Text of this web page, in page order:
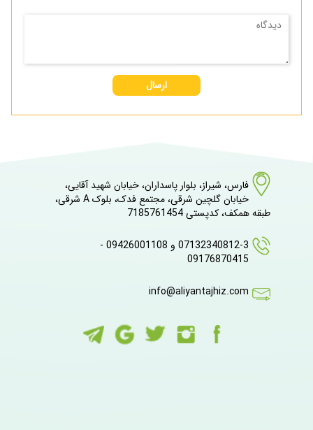
ارسال
فارس، شیراز، بلوار پاسداران، خیابان شهید آقایی،
خیابان گلچین شرقی، مجتمع فدک، بلوک A شرقی،
طبقه همکف، کدپستی 7185761454
07132340812-3 و 09426001108 -
09176870415
info@aliyantajhiz.com